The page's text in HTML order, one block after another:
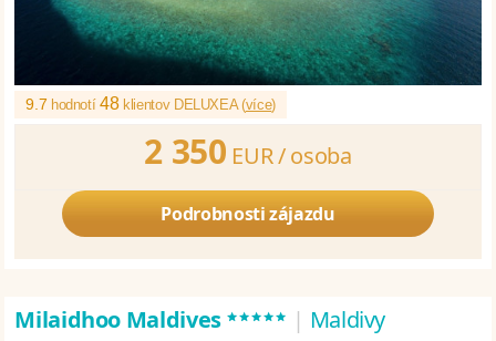
9.7 hodnotí48klientov DELUXEA (více)
2 350 EUR /osoba
Podrobnosti zájazdu
Milaidhoo Maldives***** | Maldivy